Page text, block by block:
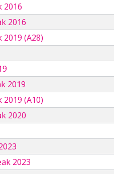
2016
2016
(A28)
2019
(A10)
2020
2023